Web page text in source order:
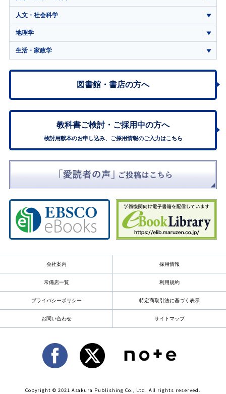
人文・社会科学
地理学
生活・家政学
図書館・書店の方へ
教科書ご検討・ ご採用中の方へ
検討用献本のお申し込み、ご採用情報のご入力はこちら
会社案内 採用情報
常備店一覧 利用規約
プライバシーポリシー 特定商取引法に基づく表示
お問い合わせ サイトマップ
Copyright © 2021 Asakura Publishing Co., Ltd. All rights reserved.